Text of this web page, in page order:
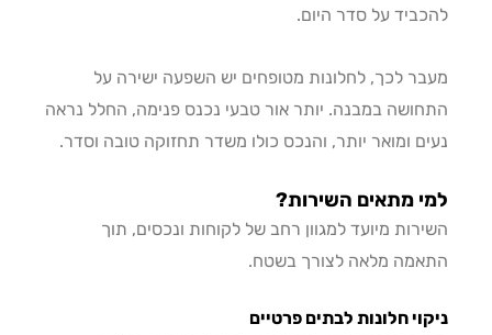
על סדר היום.
לכך, לחלונות מטופחים יש השפעה ישירה על
במבנה. יותר אור טבעי נכנס פנימה, החלל נראה
ומואר יותר, והנכס כולו משדר תחזוקה טובה וסדר.
מתאים השירות?
מיועד למגוון רחב של לקוחות ונכסים, תוך
מלאה לצורך בשטח.
חלונות לבתים פרטיים